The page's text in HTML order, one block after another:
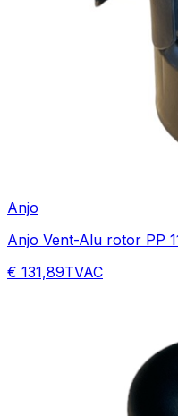
Anjo
Anjo Vent-Alu rotor PP
€ 131,89TVAC